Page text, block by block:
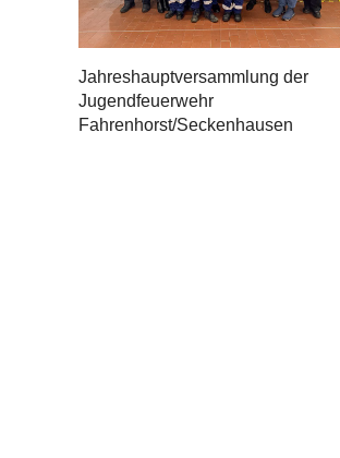
Jahreshauptversammlung der
Jugendfeuerwehr
Fahrenhorst/Seckenhausen